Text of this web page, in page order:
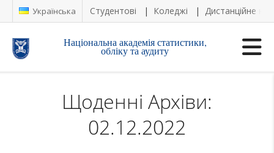
Українська Студентові Коледжі Дистанційне
Національна академія статистики,
обліку та аудиту
Щоденні Архіви:
02.12.2022